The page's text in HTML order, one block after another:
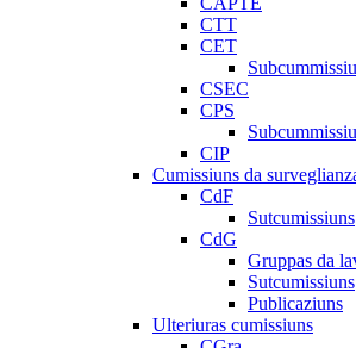
CTT
CET
CSEC
CPS
CIP
Cumissiuns da
CdF
Sutcumissiuns
CdG
Gruppas da
Sutcumissiuns
Publicaziuns
Ulteriuras cumissiuns